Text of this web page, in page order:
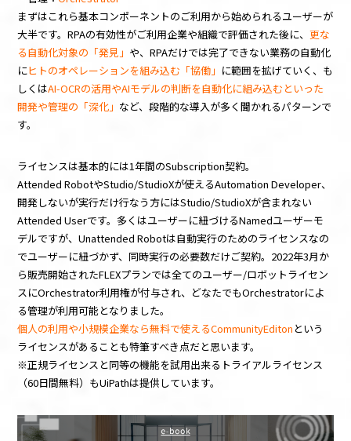
まずはこれら基本コンポーネントのご利用から始められるユーザーが
大半です。RPAの有効性がご利用企業や組織で評価された後に、更な
る自動化対象の「発見」 や、RPAだけでは完了できない業務の自動化
にヒトのオペレーションを組み込む「協働」 に範囲を拡げていく、も
しくはAI-OCRの活用やAIモデルの判断を自動化に組み込むといった
開発や管理の「深化」 など、段階的な導入が多く聞かれるパターンで
す。
ライセンスは基本的には1年間のSubscription契約。
Attended RobotやStudio/StudioXが使えるAutomation Developer、
開発しないが実行だけ行なう方にはStudio/StudioXが含まれない
Attended Userです。多くはユーザーに紐づけるNamedユーザーモ
デルですが、Unattended Robotは自動実行のためのライセンスなの
でユーザーに紐づかず、同時実行の必要数だけご契約。2022年3月か
ら販売開始されたFLEXプランでは全てのユーザー/ロボットライセン
スにOrchestrator利用権が付与され、どなたでもOrchestratorによ
る管理が利用可能 となりました。
個人の利用や小規模企業なら無料で使えるCommunityEditon という
ライセンスがあることも特筆すべき点だと思います。
※正規ライセンスと同等の機能を試用出来るトライアルライセンス
（60日間無料）もUiPathは提供しています。